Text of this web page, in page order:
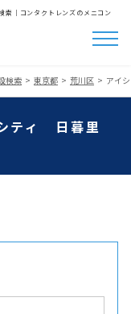
索│コンタクトレンズのメニコン
検索 東京都 荒川区 アイ
ティ 日暮里